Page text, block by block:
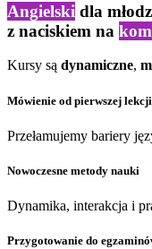
Angielski dla
z naciskiem na
Kursy są dynamiczne,
Mówienie od pierwszej lekcji
Przełamujemy bariery
Nowoczesne metody nauki
Dynamika, interakcja i
Przygotowanie do